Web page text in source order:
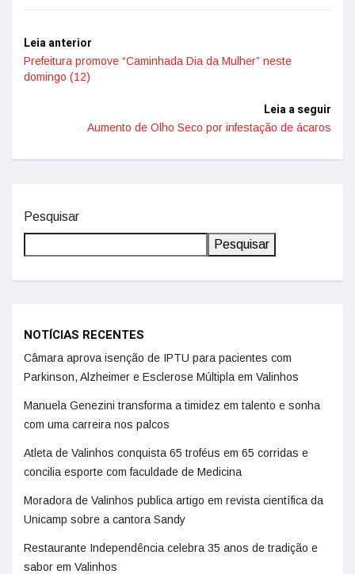
Leia anterior
Prefeitura promove “Caminhada Dia da Mulher” neste
domingo (12)
Leia a seguir
Aumento de Olho Seco por infestação de ácaros
Pesquisar
Pesquisar
NOTÍCIAS RECENTES
Câmara aprova isenção de IPTU para pacientes com
Parkinson, Alzheimer e Esclerose Múltipla em Valinhos
Manuela Genezini transforma a timidez em talento e sonha
com uma carreira nos palcos
Atleta de Valinhos conquista 65 troféus em 65 corridas e
concilia esporte com faculdade de Medicina
Moradora de Valinhos publica artigo em revista científica da
Unicamp sobre a cantora Sandy
Restaurante Independência celebra 35 anos de tradição e
sabor em Valinhos